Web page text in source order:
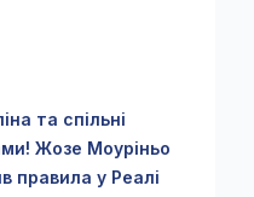
та спільні
Жозе Моуріньо
правила у Реалі